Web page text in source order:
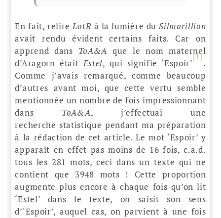
En fait, relireLotR à la lumière duSilmarillion
avait rendu évident certains faits. Car on
apprend dans ToA&A que le nom maternel
d’Aragorn étaitEstel, qui signifie ‘Espoir’
[1]
.
Comme j’avais remarqué, comme beaucoup
d’autres avant moi, que cette vertu semble
mentionnée un nombre de fois impressionnant
dans ToA&A, j’effectuai une
recherche statistique pendant ma préparation
à la rédaction de cet article. Le mot ‘Espoir’ y
apparaît en effet pas moins de 16 fois, c.a.d.
tous les 281 mots, ceci dans un texte qui ne
contient que 3948 mots ! Cette proportion
augmente plus encore à chaque fois qu’on lit
‘Estel’ dans le texte, on saisit son sens
d’‘Espoir’, auquel cas, on parvient à une fois